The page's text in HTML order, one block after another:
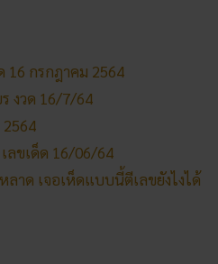
16 กรกฎาคม 2564
งวด 16/7/64
ลขเด็ด 16/06/64
ลาด เจอเห็ดแบบนี้ตีเลขยังไงได้